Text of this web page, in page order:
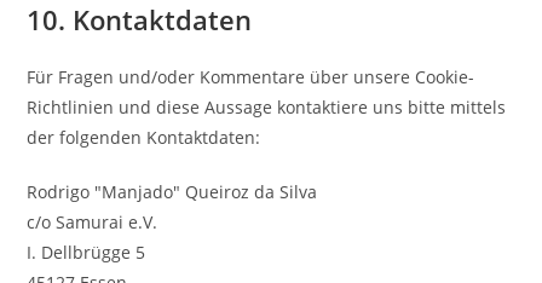
10. Kontaktdaten
Für Fragen und/oder Kommentare über unsere Cookie-
Richtlinien und diese Aussage kontaktiere uns bitte mittels
der folgenden Kontaktdaten:
Rodrigo "Manjado" Queiroz da Silva
c/o Samurai e.V.
I. Dellbrügge 5